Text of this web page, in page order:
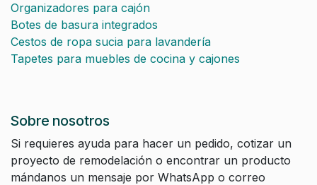
Organizadores para cajón
Botes de basura integrados
Cestos de ropa sucia para lavandería
Tapetes para muebles de cocina y cajones
Sobre nosotros
Si requieres ayuda para hacer un pedido, cotizar un
proyecto de remodelación o encontrar un producto
mándanos un mensaje por WhatsApp o correo